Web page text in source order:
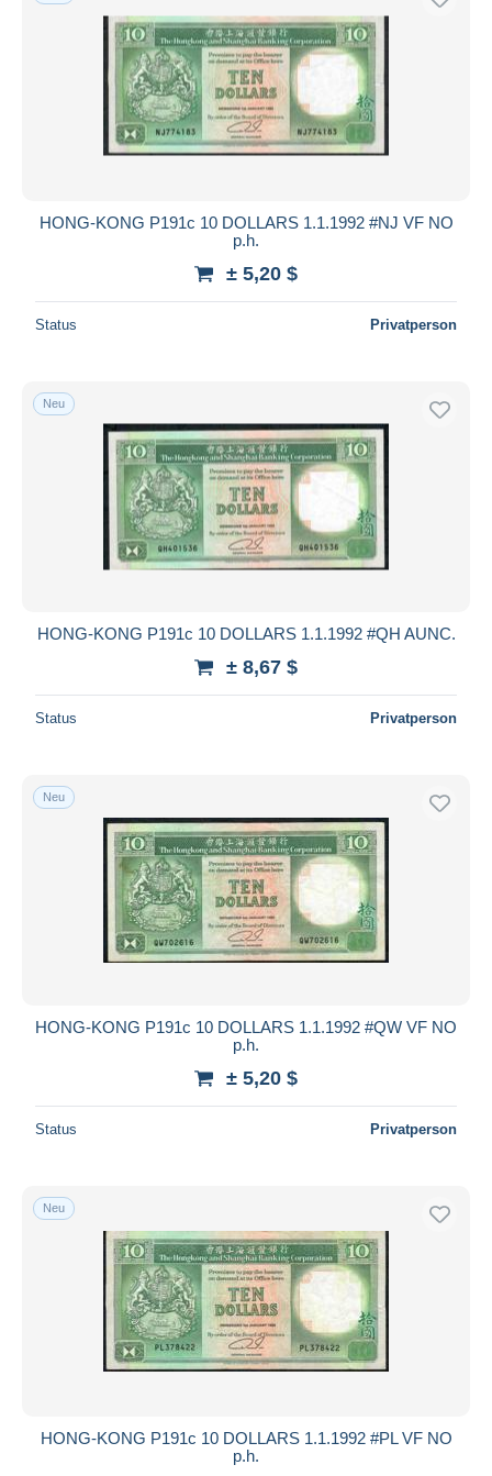
HONG-KONG P191c 10 DOLLARS 1.1.1992 #NJ VF NO
p.h.
± 5,20 $
Status Privatperson
Neu
HONG-KONG P191c 10 DOLLARS 1.1.1992 #QH AUNC.
± 8,67 $
Status Privatperson
Neu
HONG-KONG P191c 10 DOLLARS 1.1.1992 #QW VF NO
p.h.
± 5,20 $
Status Privatperson
Neu
HONG-KONG P191c 10 DOLLARS 1.1.1992 #PL VF NO
p.h.